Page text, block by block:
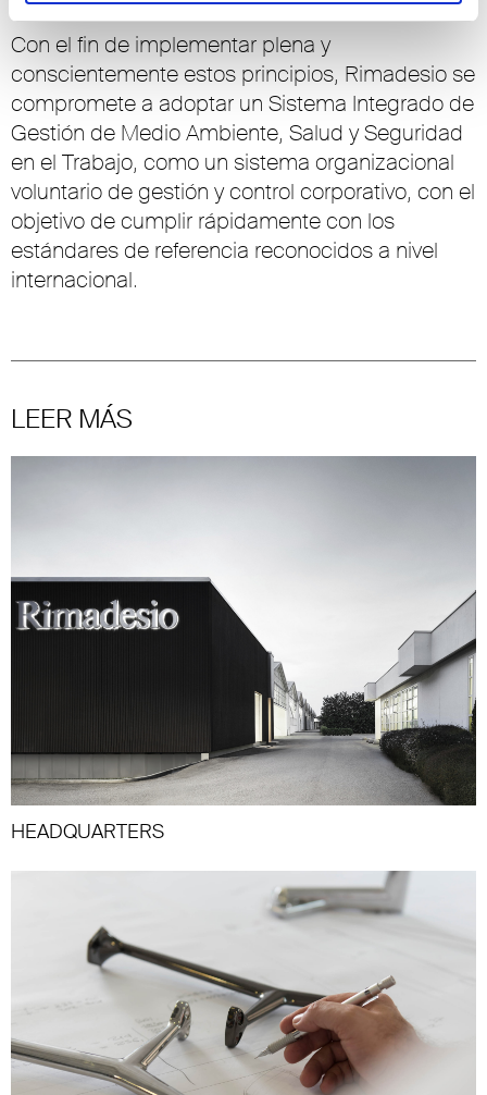
Con el fin de implementar plena y
conscientemente estos principios, Rimadesio se
compromete a adoptar un Sistema Integrado de
Gestión de Medio Ambiente, Salud y Seguridad
en el Trabajo, como un sistema organizacional
voluntario de gestión y control corporativo, con el
objetivo de cumplir rápidamente con los
estándares de referencia reconocidos a nivel
internacional.
LEER MÁS
HEADQUARTERS